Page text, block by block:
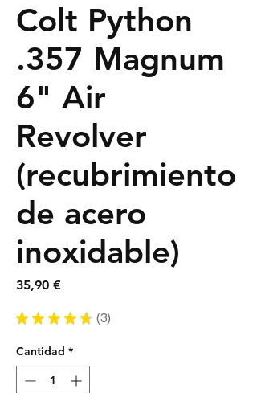
Colt Python
.357 Magnum
6" Air
Revolver
(recubrimiento
de acero
inoxidable)
35,90 €Precio
★ ★ ★ ★ ★ 3
3
Cantidad *